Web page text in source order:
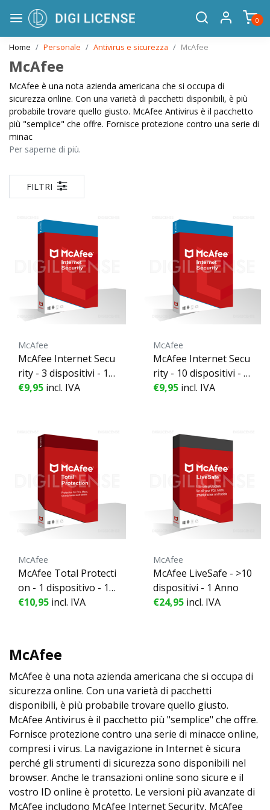
0
Home Personale Antivirus e sicurezza McAfee
McAfee
McAfee è una nota azienda americana che si occupa di
sicurezza online. Con una varietà di pacchetti disponibili, è più
probabile trovare quello giusto. McAfee Antivirus è il pacchetto
più "semplice" che offre. Fornisce protezione contro una serie di
minac
Per saperne di più.
FILTRI
McAfee
McAfee Internet Secu
rity - 3 dispositivi - 1 A
nno
€9,95 incl. IVA
McAfee
McAfee Internet Secu
rity - 10 dispositivi - 1
Anno
€9,95 incl. IVA
McAfee
McAfee Total Protecti
on - 1 dispositivo - 1
Anno
€10,95 incl. IVA
McAfee
McAfee LiveSafe - >10
dispositivi - 1 Anno
€24,95 incl. IVA
McAfee
McAfee è una nota azienda americana che si occupa di
sicurezza online. Con una varietà di pacchetti
disponibili, è più probabile trovare quello giusto.
McAfee Antivirus è il pacchetto più "semplice" che offre.
Fornisce protezione contro una serie di minacce online,
compresi i virus. La navigazione in Internet è sicura
perché gli strumenti di sicurezza sono disponibili nel
browser. Anche le transazioni online sono sicure e il
vostro ID online è protetto. Le versioni più avanzate di
McAfee includono McAfee Internet Security, McAfee